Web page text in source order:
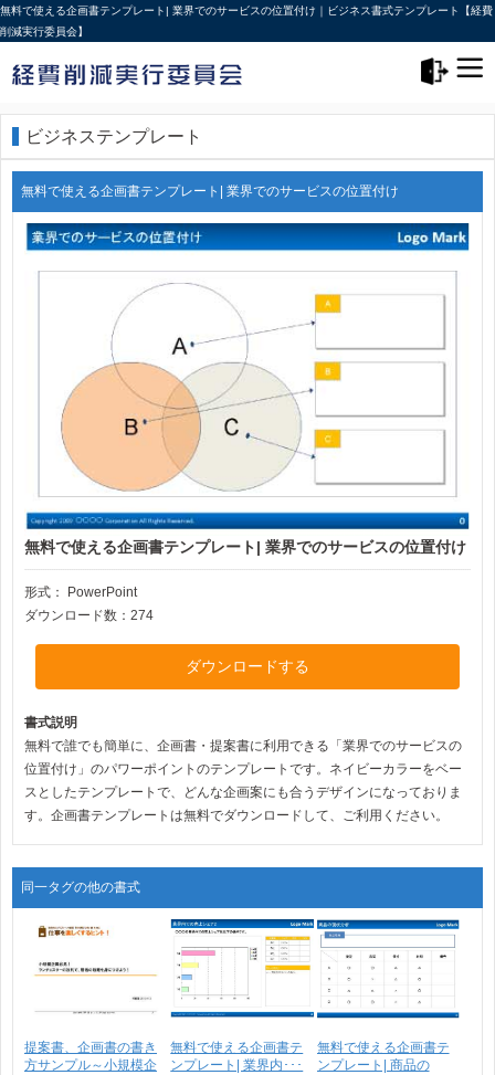
無料で使える企画書テンプレート| 業界でのサービスの位置付け｜ビジネス書式テンプレート【経費
削減実行委員会】
ビジネステンプレート
無料で使える企画書テンプレート| 業界でのサービスの位置付け
無料で使える企画書テンプレート| 業界でのサービスの位置付け
形式： PowerPoint
ダウンロード数：274
ダウンロードする
書式説明
無料で誰でも簡単に、企画書・提案書に利用できる「業界でのサービスの
位置付け」のパワーポイントのテンプレートです。ネイビーカラーをベー
スとしたテンプレートで、どんな企画案にも合うデザインになっておりま
す。企画書テンプレートは無料でダウンロードして、ご利用ください。
同一タグの他の書式
提案書、企画書の書き
方サンプル～小規模企
無料で使える企画書テ
ンプレート| 業界内･･･
無料で使える企画書テ
ンプレート| 商品の